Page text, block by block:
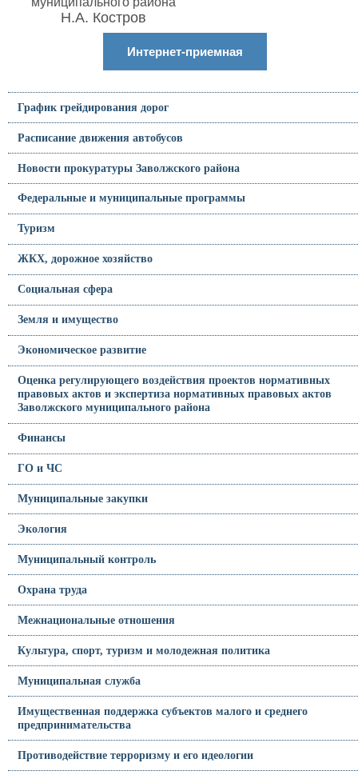
Н.А. Костров
Интернет-приемная
График грейдирования дорог
Расписание движения автобусов
Новости прокуратуры Заволжского района
Федеральные и муниципальные программы
Туризм
ЖКХ, дорожное хозяйство
Социальная сфера
Земля и имущество
Экономическое развитие
Оценка регулирующего воздействия проектов нормативных
правовых актов и экспертиза нормативных правовых актов
Заволжского муниципального района
Финансы
ГО и ЧС
Муниципальные закупки
Экология
Муниципальный контроль
Охрана труда
Межнациональные отношения
Культура, спорт, туризм и молодежная политика
Муниципальная служба
Имущественная поддержка субъектов малого и среднего
предпринимательства
Противодействие терроризму и его идеологии